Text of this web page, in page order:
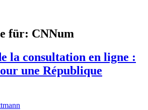
für: CNNum
la consultation en ligne :
une République